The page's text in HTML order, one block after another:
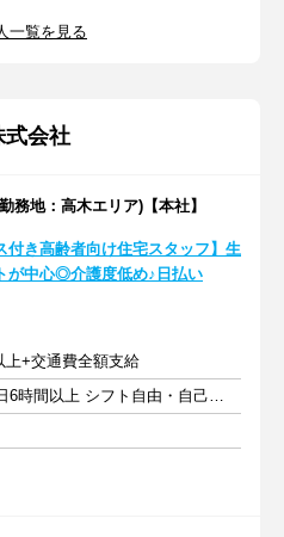
一覧を見る
式会社
務地：高木エリア)【本社】
付き高齢者向け住宅スタッフ】生
が中心◎介護度低め♪日払い
上+交通費全額支給
週2日以上 1日6時間以上 シフト自由・自己申告